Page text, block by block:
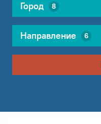
Город 8
Направление 6